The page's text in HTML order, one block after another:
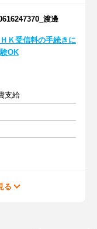
渡邊
Ｋ受信料の手続きに
OK
支給
る